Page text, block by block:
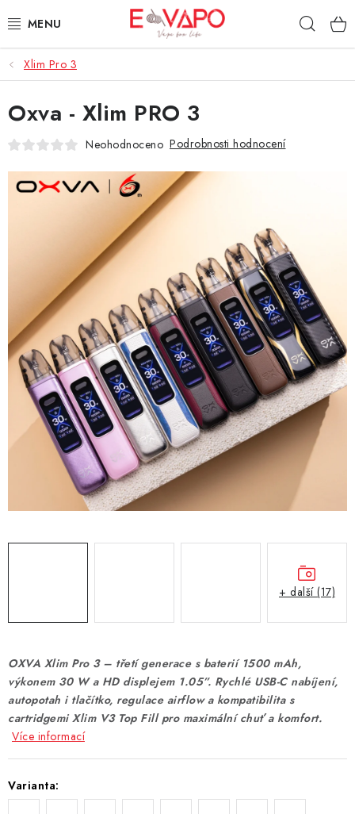
na
3D TISK
TIPY ZA DOBROU CENU
AROMATA A PŘÍCHUTĚ
BÁZE
E-CIGARETY
NIKOTINOVÉ SÁČKY
DÁRKOVÉ VOUCHERY
ATOMIZÉRY A CARTRIDGE
DIY
BATERIE A NABÍJEČKY
ZNAČKY
Vše o nákupu
Kontakty
Prodejny Volná místa
Xlim Pro 3
OXVA Xlim Pro 3 – třetí generace s baterií 1500 mAh,
výkonem 30 W a HD displejem 1.05”. Rychlé USB-C nabíjení,
autopotah i tlačítko, regulace airflow a kompatibilita s
cartridgemi Xlim V3 Top Fill pro maximální chuť a komfort.
Více informací
Varianta:
Oxva - Xlim PRO 3
Neohodnoceno Podrobnosti hodnocení
+ další (17)